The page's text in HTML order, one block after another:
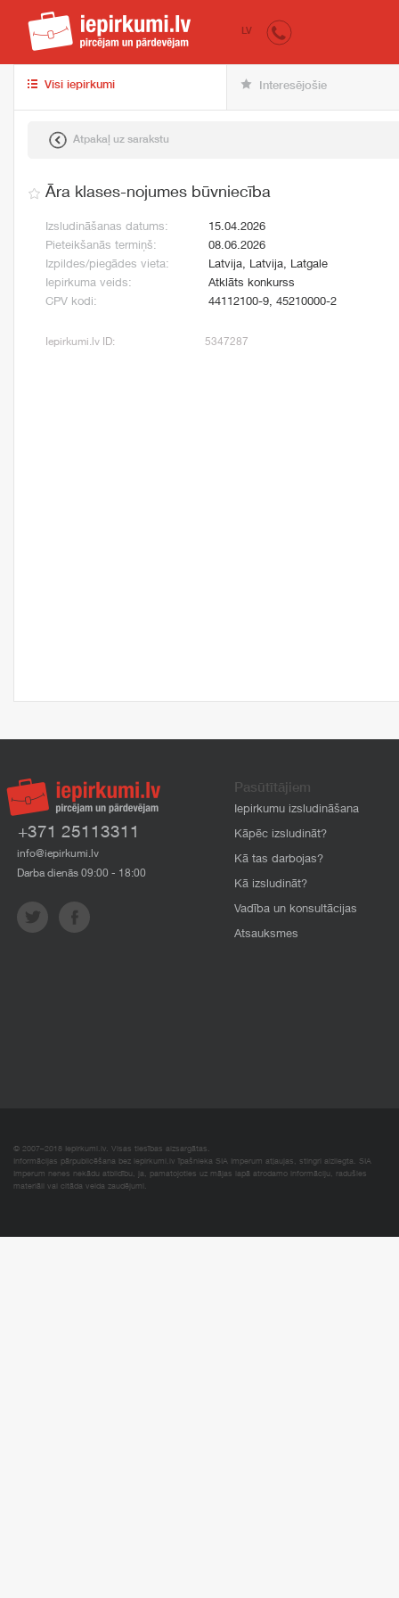
iepirkumi.lv
LV
Visi iepirkumi Interesējošie
Atpakaļ uz sarakstu
Āra klases-nojumes būvniecība
Izsludināšanas datums:
15.04.2026
Pieteikšanās termiņš:
08.06.2026
Izpildes/piegādes vieta:
Latvija, Latvija, Latgale
Iepirkuma veids:
Atklāts konkurss
CPV kodi:
44112100-9, 45210000-2
Iepirkumi.lv ID: 5347287
+371 25113311
info@iepirkumi.lv
Darba dienās 09:00 - 18:00
Pasūtītājiem
Iepirkumu izsludināšana
Kāpēc izsludināt?
Kā tas darbojas?
Kā izsludināt?
Vadība un konsultācijas
Atsauksmes
© 2007–2018 Iepirkumi.lv. Visas tiesības aizsargātas.
Informācijas pārpublicēšana bez iepirkumi.lv īpašnieka SIA Imperum atļaujas, stingri aizliegta. SIA
Imperum nenes nekādu atbildību, ja, pamatojoties uz mājas lapā atrodamo informāciju, radušies
materiāli vai citāda veida zaudējumi.